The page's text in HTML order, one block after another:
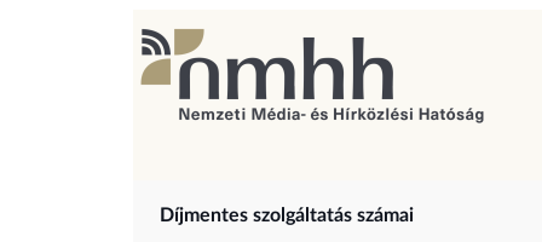
Díjmentes szolgáltatás számai